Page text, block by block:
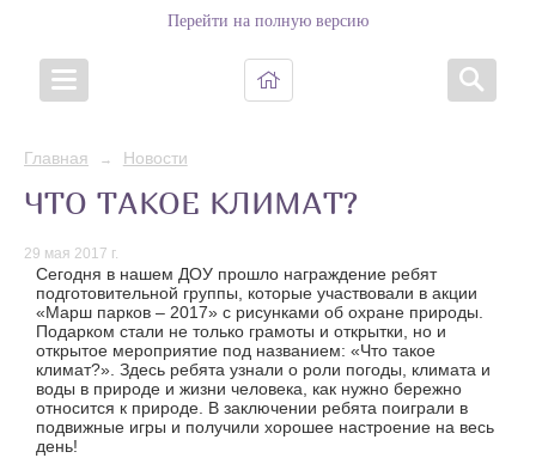
Перейти на полную версию
Главная → Новости
ЧТО ТАКОЕ КЛИМАТ?
29 мая 2017 г.
Сегодня в нашем ДОУ прошло награждение ребят
подготовительной группы, которые участвовали в акции
«Марш парков – 2017» с рисунками об охране природы.
Подарком стали не только грамоты и открытки, но и
открытое мероприятие под названием: «Что такое
климат?». Здесь ребята узнали о роли погоды, климата и
воды в природе и жизни человека, как нужно бережно
относится к природе. В заключении ребята поиграли в
подвижные игры и получили хорошее настроение на весь
день!